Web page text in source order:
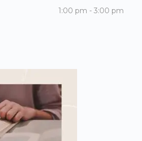
1:00 pm - 3:00 pm